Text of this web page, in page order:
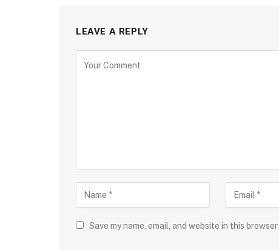
LEAVE A REPLY
Save my name, email, and website in this